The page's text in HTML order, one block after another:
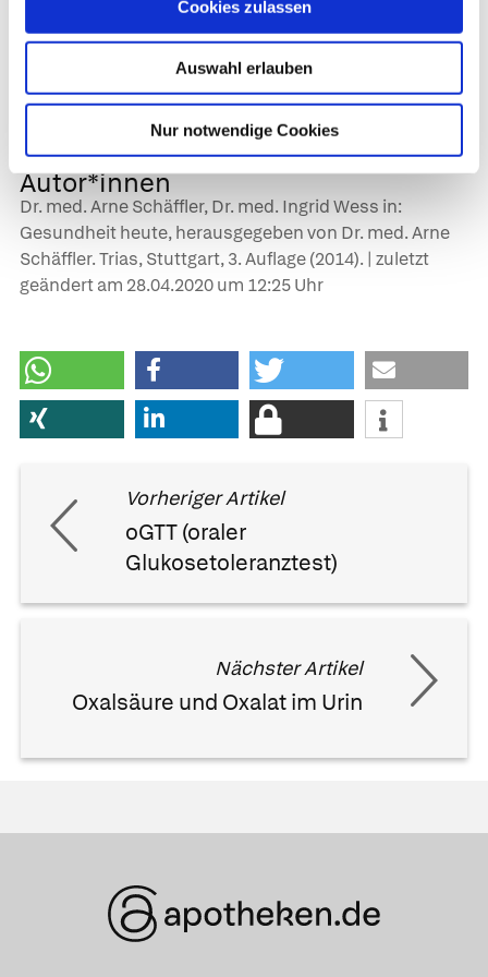
Cookies zulassen
Auswahl erlauben
Nur notwendige Cookies
Zyklus ohne Eisprung
Pilleneinnahme.
Autor*innen
Dr. med. Arne Schäffler, Dr. med. Ingrid Wess in:
Gesundheit heute, herausgegeben von Dr. med. Arne
Schäffler. Trias, Stuttgart, 3. Auflage (2014). | zuletzt
geändert am 28.04.2020um 12:25 Uhr
Vorheriger Artikel
oGTT (oraler
Glukosetoleranztest)
Nächster Artikel
Oxalsäure und Oxalat im Urin